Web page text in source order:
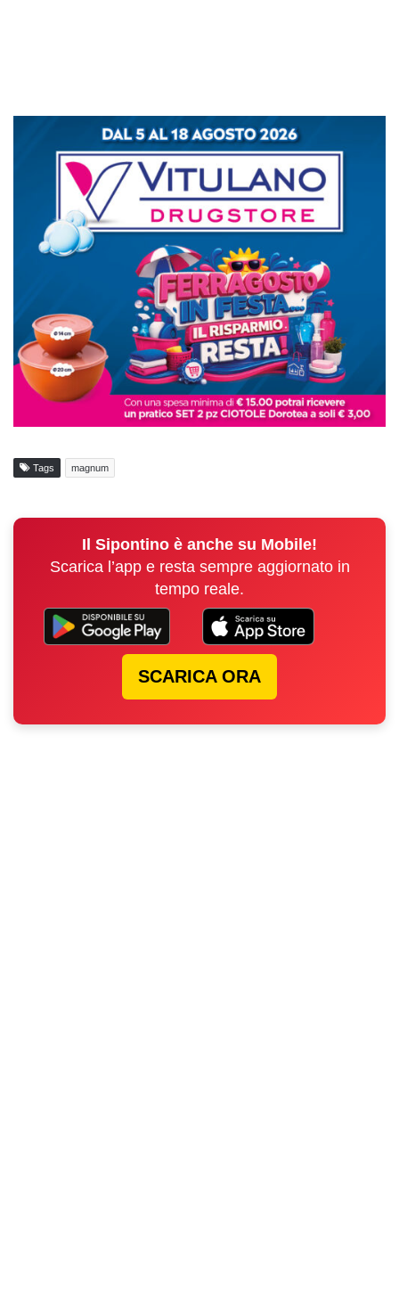
Tags magnum
Il Sipontino è anche su Mobile!
Scarica l’app e resta sempre aggiornato in
tempo reale.
SCARICA ORA